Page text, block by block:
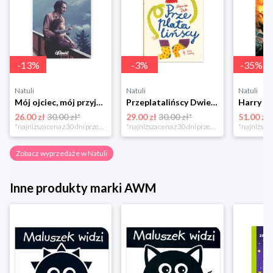
-13%
Natuli
Mój ojciec, mój przyjaciel Element
26.00 zł30.00 zł*
*najniższa cena z 30 dni przed obniżką
-3%
Natuli
Przeplatalińscy Dwie siostry
29.00 zł 30.00 zł*
*najniższa cena z 30 dni przed obniżką
-35%
Natuli
51.00 zł
Zobacz wyprzedaże w Natuli
Inne produkty marki AWM